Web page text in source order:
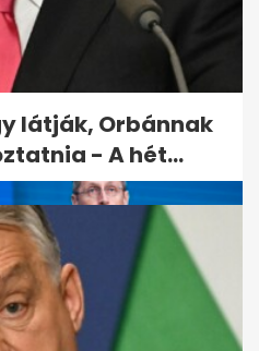
látják, Orbánnak
- A hét...